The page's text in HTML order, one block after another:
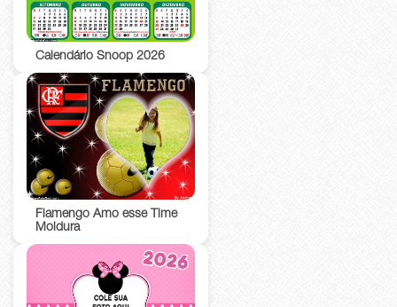
Calendário Snoop 2026
Flamengo Amo esse Time
Moldura